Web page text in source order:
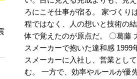
ろにこそ仕事が宿る。 家づくり
程ではなく、人の想いと技術の結
体で覚えたのが原点だ。 〇葛藤
スメーカーで抱いた違和感 1999
スメーカーに入社し、営業とし
む。 一方で、効率やルールが優